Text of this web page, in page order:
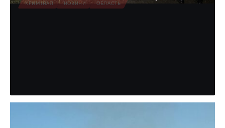
КРИМІНАЛ НОВИНИ ОБЛАСТЬ